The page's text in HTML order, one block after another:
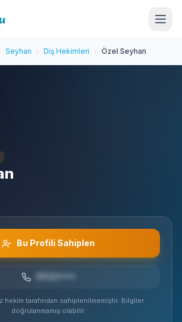
Seyhan Diş Hekimleri Özel Seyhan
Bu Profili Sahiplen
hekim tarafından sahiplenilmemiştir. Bilgiler
doğrulanmamış olabilir.